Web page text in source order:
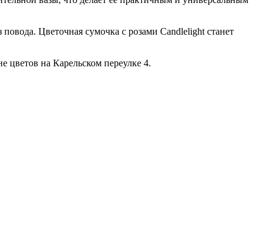
Цветочная сумочка с розами Candlelight станет
цветов на Карельском переулке 4.